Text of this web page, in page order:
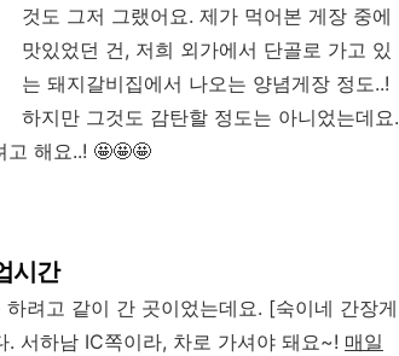
것도 그저 그랬어요. 제가 먹어본 게장 중에
맛있었던 건, 저희 외가에서 단골로 가고 있
는 돼지갈비집에서 나오는 양념게장 정도..!
하지만 그것도 감탄할 정도는 아니었는데요.
고 해요..! 🤩🤩🤩
시간
려고 같이 간 곳이었는데요. [숙이네 간장게
서하남 IC쪽이라, 차로 가셔야 돼요~! 매일